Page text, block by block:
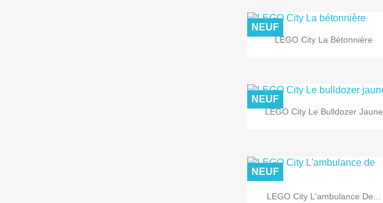
 Aperçu rapide
LEGO City La Bétonnière
NEUF
 Aperçu rapide
LEGO City Le Bulldozer Jaune
NEUF
 Aperçu rapide
LEGO City L'ambulance De...
NEUF